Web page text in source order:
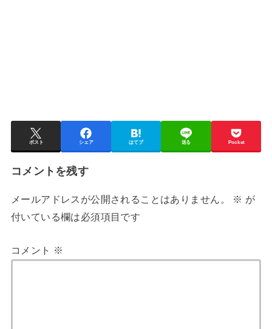
ポスト シェア はてブ 送る Pocket
コメントを残す
メールアドレスが公開されることはありません。 ※ が
付いている欄は必須項目です
コメント ※